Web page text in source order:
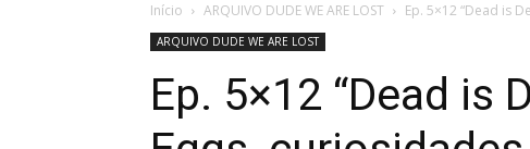
Início ARQUIVO DUDE WE ARE LOST Ep. 5×12 “Dead is
ARQUIVO DUDE WE ARE LOST
Ep. 5×12 “Dead is